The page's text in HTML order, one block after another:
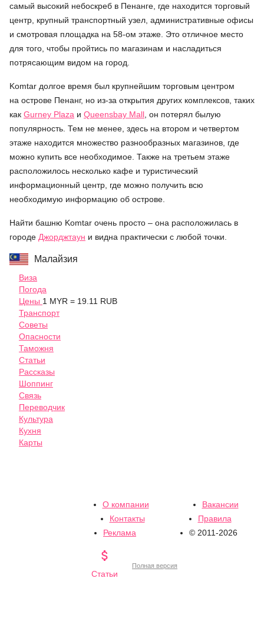
самый высокий небоскреб в Пенанге, где находится торговый
центр, крупный транспортный узел, административные офисы
и смотровая площадка на 58-ом этаже. Это отличное место
для того, чтобы пройтись по магазинам и насладиться
потрясающим видом на город.
Komtar долгое время был крупнейшим торговым центром
на острове Пенанг, но из-за открытия других комплексов, таких
как Gurney Plaza и Queensbay Mall , он потерял былую
популярность. Тем не менее, здесь на втором и четвертом
этаже находится множество разнообразных магазинов, где
можно купить все необходимое. Также на третьем этаже
расположилось несколько кафе и туристический
информационный центр, где можно получить всю
необходимую информацию об острове.
Найти башню Komtar очень просто – она расположилась в
городе Джорджтаун и видна практически с любой точки.
Малайзия
Виза
Погода
Цены 1 MYR = 19.11 RUB
Транспорт
Советы
Опасности
Таможня
Статьи
Рассказы
Шоппинг
Связь
Переводчик
Культура
Кухня
Карты
О компании
Вакансии
Контакты
Правила
Реклама
© 2011-2026

Статьи
Полная версия